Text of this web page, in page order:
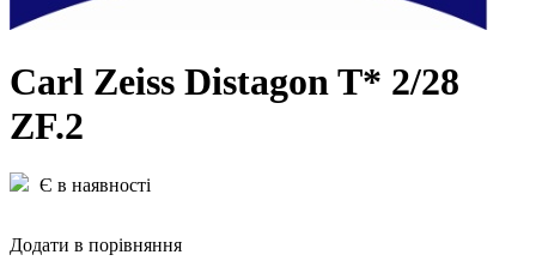
Carl Zeiss Distagon T* 2/28
ZF.2
Є в наявності
Додати в порівняння